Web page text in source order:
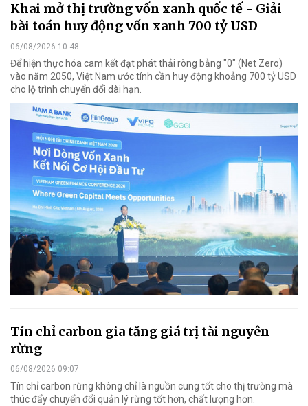
Khai mở thị trường vốn xanh quốc tế - Giải
bài toán huy động vốn xanh 700 tỷ USD
06/08/2026 10:48
Để hiện thực hóa cam kết đạt phát thải ròng bằng "0" (Net Zero)
vào năm 2050, Việt Nam ước tính cần huy động khoảng 700 tỷ USD
cho lộ trình chuyển đổi dài hạn.
Tín chỉ carbon gia tăng giá trị tài nguyên
rừng
06/08/2026 09:07
Tín chỉ carbon rừng không chỉ là nguồn cung tốt cho thị trường mà
thúc đẩy chuyển đổi quản lý rừng tốt hơn, chất lượng hơn.